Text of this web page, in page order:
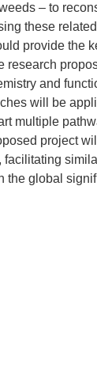
– to
these
provide the
research
and
will be
multiple
project
facilitating
the global